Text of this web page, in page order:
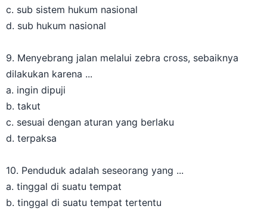
c. sub sistem hukum nasional
d. sub hukum nasional
9. Menyebrang jalan melalui zebra cross, sebaiknya
dilakukan karena ...
a. ingin dipuji
b. takut
c. sesuai dengan aturan yang berlaku
d. terpaksa
10. Penduduk adalah seseorang yang ...
a. tinggal di suatu tempat
b. tinggal di suatu tempat tertentu